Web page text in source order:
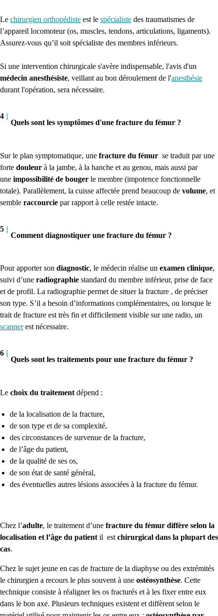
Le chirurgien orthopédiste est le spécialiste des traumatismes de
l’appareil locomoteur (os, muscles, tendons, articulations, ligaments).
Assurez-vous qu’il soit spécialiste des membres inférieurs.
Si une intervention chirurgicale s'avère indispensable, l'avis d'un
médecin anesthésiste, veillant au bon déroulement de l'anesthésie
durant l'opération, sera nécessaire.
4 |
Quels sont les symptômes d'une fracture du fémur ?
Sur le plan symptomatique, une fracture du fémur se traduit par une
forte douleur à la jambe, à la hanche et au genou, mais aussi par
une impossibilité de bouger le membre (impotence fonctionnelle
totale). Parallèlement, la cuisse affectée prend beaucoup de volume, et
semble raccourcie par rapport à celle restée intacte.
5 |
Comment diagnostiquer une fracture du fémur ?
Pour apporter son diagnostic, le médecin réalise un examen clinique,
suivi d’une radiographie standard du membre inférieur, prise de face
et de profil. La radiographie permet de situer la fracture , de préciser
son type. S’il a besoin d’informations complémentaires, ou lorsque le
trait de fracture est très fin et difficilement visible sur une radio, un
scanner est nécessaire.
6 |
Quels sont les traitements pour une fracture du fémur ?
Le choix du traitement dépend :
de la localisation de la fracture,
de son type et de sa complexité,
des circonstances de survenue de la fracture,
de l’âge du patient,
de la qualité de ses os,
de son état de santé général,
des éventuelles autres lésions associées à la fracture du fémur.
Chez l’adulte, le traitement d’une fracture du fémur diffère selon la
localisation et l’âge du patient il est chirurgical dans la plupart des
cas.
Chez le sujet jeune en cas de fracture de la diaphyse ou des extrémités
le chirurgien a recours le plus souvent à une ostéosynthèse. Cette
technique consiste à réaligner les os fracturés et à les fixer entre eux
dans le bon axe. Plusieurs techniques existent et diffèrent selon le